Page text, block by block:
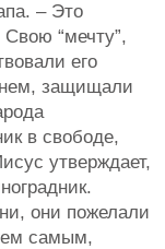
– Это
“мечту”,
его
защищали
в свободе,
утверждает,
они пожелали
самым,